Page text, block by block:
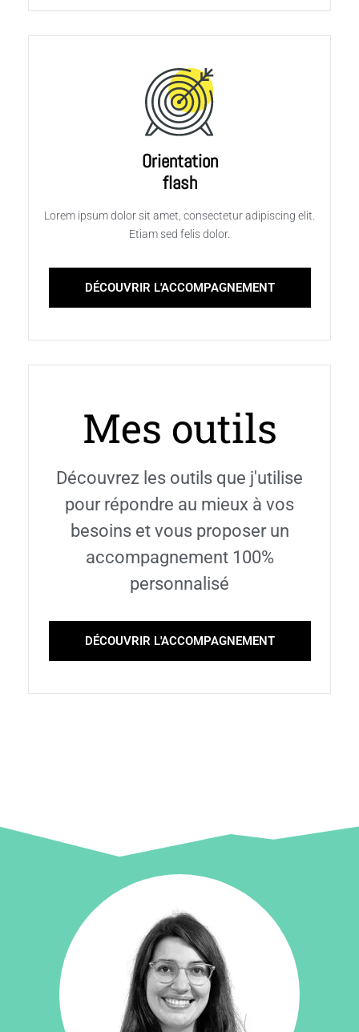
Orientation
flash
Lorem ipsum dolor sit amet, consectetur adipiscing elit.
Etiam sed felis dolor.
DÉCOUVRIR L'ACCOMPAGNEMENT
Mes outils
Découvrez les outils que j'utilise
pour répondre au mieux à vos
besoins et vous proposer un
accompagnement 100%
personnalisé
DÉCOUVRIR L'ACCOMPAGNEMENT